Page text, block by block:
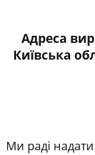
Адреса
Київська
Ми раді